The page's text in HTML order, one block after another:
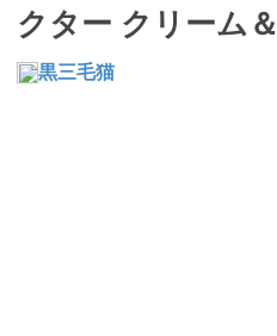
クター クリーム
黒三毛猫